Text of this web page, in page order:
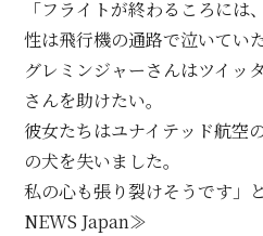
「フライトが終わるころに
性は飛行機の通路で泣いていた
グレミンジャーさんはツイッ
さんを助けたい。
彼女たちはユナイテッド航空
の犬を失いました。
私の心も張り裂けそうです」
NEWS Japan≫